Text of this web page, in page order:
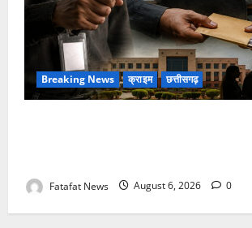
Breaking News क्राइम छत्तीसगढ़
Fatafat News August 6, 2026 0